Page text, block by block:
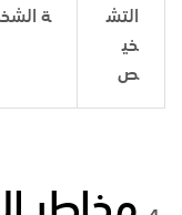
التش
خي
ص
ة